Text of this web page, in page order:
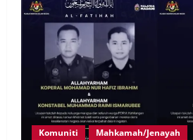
Komuniti Mahkamah/Jenayah